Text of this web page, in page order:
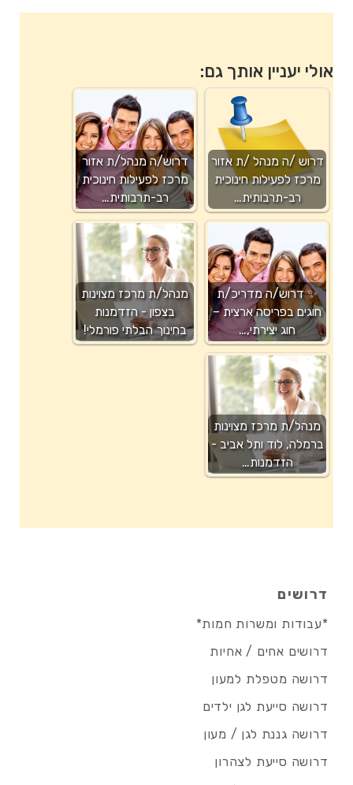
אולי יעניין אותך גם:
דרוש /ה מנהל /ת אזור
מרכז לפעילות חינוכית
רב-תרבותית…
דרוש/ה מנהל/ת אזור
מרכז לפעילות חינוכית
רב-תרבותית…
✨ דרוש/ה מדריכ/ת
חוגים בפריסה ארצית –
חוג יצירתי,…
מנהל/ת מרכז מצוינות
בצפון - הזדמנות
בחינוך הבלתי פורמלי!
מנהל/ת מרכז מצוינות
ברמלה, לוד ותל אביב -
הזדמנות…
דרושים
*עבודות ומשרות חמות*
דרושים אחים / אחיות
דרושה מטפלת למעון
דרושה סייעת לגן ילדים
דרושה גננת לגן / מעון
דרושה סייעת לצהרון